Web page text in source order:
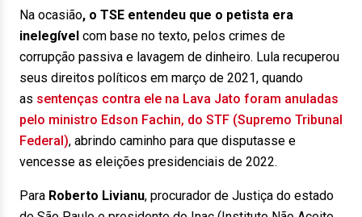
Na ocasião, o TSE entendeu que o petista era
inelegível com base no texto, pelos crimes de
corrupção passiva e lavagem de dinheiro. Lula recuperou
seus direitos políticos em março de 2021, quando
as sentenças contra ele na Lava Jato foram anuladas
pelo ministro Edson Fachin, do STF (Supremo Tribunal
Federal), abrindo caminho para que disputasse e
vencesse as eleições presidenciais de 2022.
Para Roberto Livianu, procurador de Justiça do estado